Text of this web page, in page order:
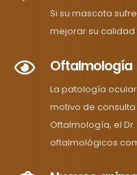
Si su mascota
mejorar su calidad
Oftalmología
La patología
motivo de consulta
Oftalmología, el
oftalmológicos